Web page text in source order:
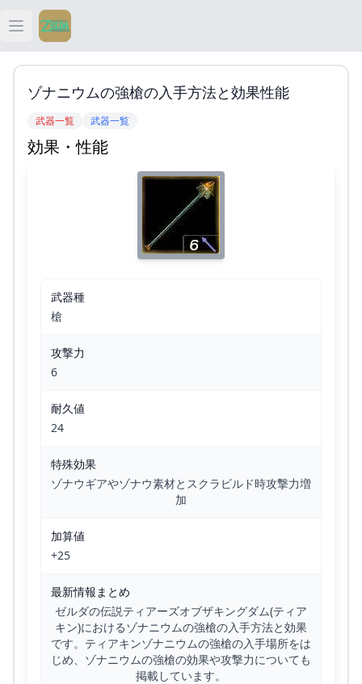
Open main menu
ティアキン
ティアキン 攻略
ゾナニウムの強槍の入手方法と効果性能
武器一覧 武器一覧
効果・性能
武器種
槍
攻撃力
6
耐久値
24
特殊効果
ゾナウギアやゾナウ素材とスクラビルド時攻撃力増
加
加算値
+25
最新情報まとめ
ゼルダの伝説ティアーズオブザキングダム(ティア
キン)におけるゾナニウムの強槍の入手方法と効果
です。ティアキンゾナニウムの強槍の入手場所をは
じめ、ゾナニウムの強槍の効果や攻撃力についても
掲載しています。